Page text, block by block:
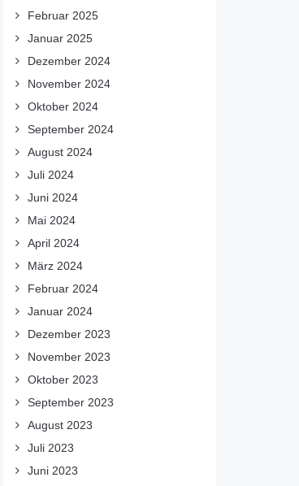
Februar 2025
Januar 2025
Dezember 2024
November 2024
Oktober 2024
September 2024
August 2024
Juli 2024
Juni 2024
Mai 2024
April 2024
März 2024
Februar 2024
Januar 2024
Dezember 2023
November 2023
Oktober 2023
September 2023
August 2023
Juli 2023
Juni 2023